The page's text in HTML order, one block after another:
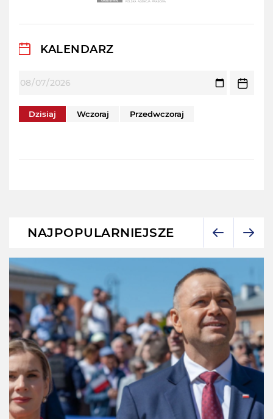
KALENDARZ
Dzisiaj Wczoraj Przedwczoraj
NAJPOPULARNIEJSZE